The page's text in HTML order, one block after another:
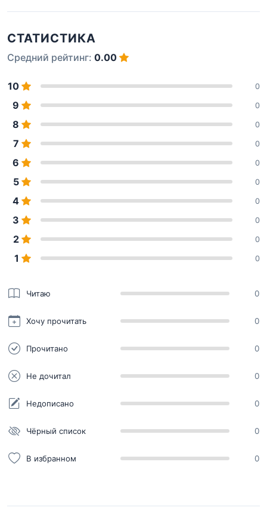
СТАТИСТИКА
Средний рейтинг: 0.00
10 0
9 0
8 0
7 0
6 0
5 0
4 0
3 0
2 0
1 0
Читаю 0
Хочу прочитать 0
Прочитано 0
Не дочитал 0
Недописано 0
Чёрный список 0
В избранном 0